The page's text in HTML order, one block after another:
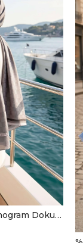
%57 İpek %43 Pamuk Monogram Dokumalı Gri-Füme Renkli 70X190 Yumuşak Dökümlü Şal